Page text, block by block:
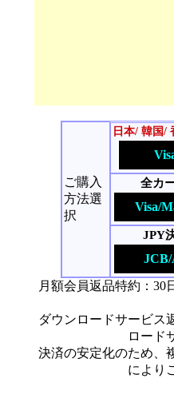
ご購入
方法選
択
日本/ 韓国/
全カ
Visa/
JPY
JCB/
月額会員返品特約：30
ダウンロードサービス
ロード
決済の安定化のため、
により